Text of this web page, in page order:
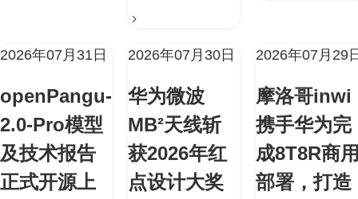
2026年07月31日
openPangu-
2.0-Pro模型
及技术报告
正式开源上
2026年07月30日
华为微波
MB²天线斩
获2026年红
点设计大奖
2026年07月29
摩洛哥inwi
携手华为完
成8T8R商
部署，打造